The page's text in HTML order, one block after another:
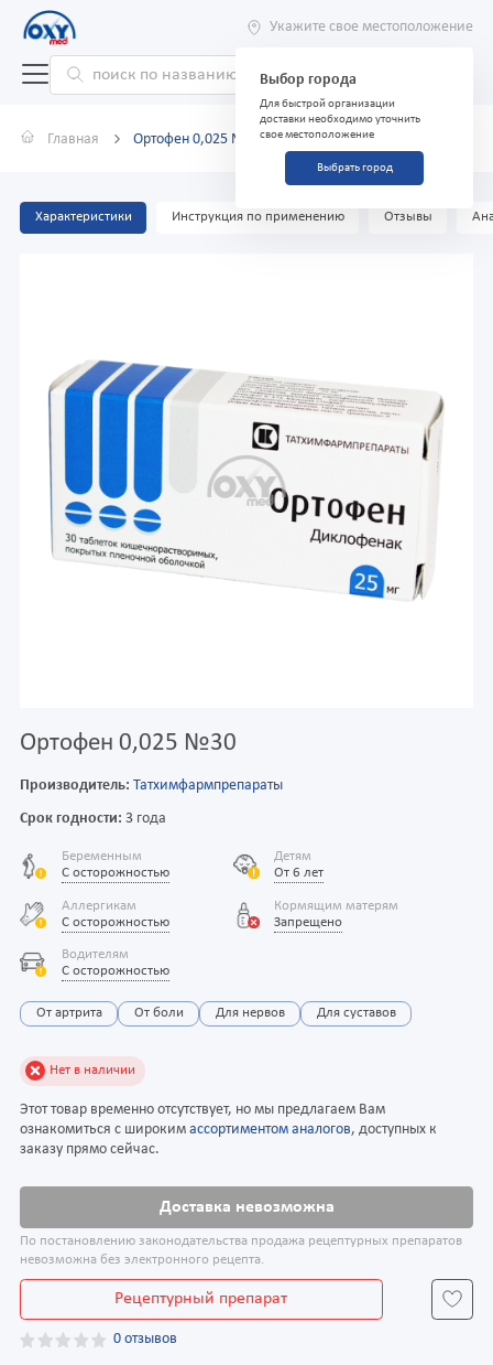
Укажите свое местоположение
Выбор города
Для быстрой организации
доставки необходимо уточнить
свое местоположение
Выбрать город
Главная Ортофен 0,025 №30
Характеристики Инструкция по применению Отзывы
Ортофен 0,025 №30
Производитель: Татхимфармпрепараты
Срок годности: 3 года
Беременным
С осторожностью
Детям
От 6 лет
Аллергикам
С осторожностью
Кормящим матерям
Запрещено
Водителям
С осторожностью
От артрита От боли Для нервов Для суставов
Нет в наличии
Этот товар временно отсутствует, но мы предлагаем Вам
ознакомиться с широким ассортиментом аналогов, доступных к
заказу прямо сейчас.
Доставка невозможна
По постановлению законодательства продажа рецептурных препаратов
невозможна без электронного рецепта.
Рецептурный препарат
0 отзывов